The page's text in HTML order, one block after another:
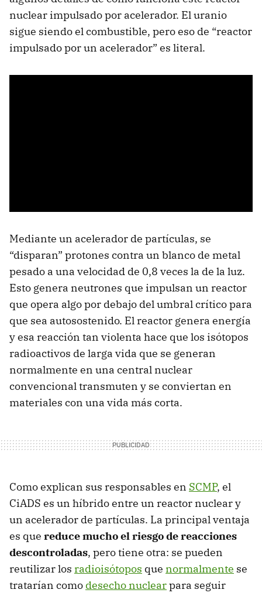
nuclear impulsado por acelerador. El uranio
sigue siendo el combustible, pero eso de “reactor
impulsado por un acelerador” es literal.
Mediante un acelerador de partículas, se
“disparan” protones contra un blanco de metal
pesado a una velocidad de 0,8 veces la de la luz.
Esto genera neutrones que impulsan un reactor
que opera algo por debajo del umbral crítico para
que sea autosostenido. El reactor genera energía
y esa reacción tan violenta hace que los isótopos
radioactivos de larga vida que se generan
normalmente en una central nuclear
convencional transmuten y se conviertan en
materiales con una vida más corta.
Como explican sus responsables en SCMP, el
CiADS es un híbrido entre un reactor nuclear y
un acelerador de partículas. La principal ventaja
es que reduce mucho el riesgo de reacciones
descontroladas, pero tiene otra: se pueden
reutilizar los radioisótopos que normalmente se
tratarían como desecho nuclearpara seguir